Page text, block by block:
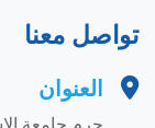
تواصل معنا
العنوان